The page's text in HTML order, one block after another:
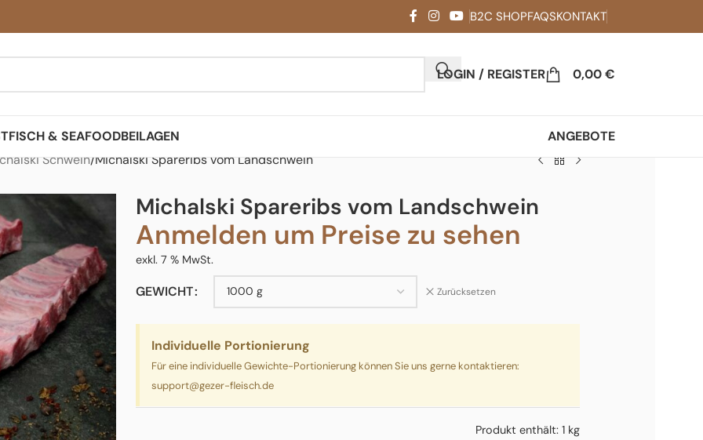
B2C SHOPFAQSKONTAKT
LOGIN / REGISTER 0,00€
FISCH & SEAFOODBEILAGEN
ANGEBOTE
Schwein Michalski Spareribs vom Landschwein
Michalski Spareribs vom Landschwein
Anmelden um Preise zu sehen
exkl. 7 % MwSt.
GEWICHT Zurücksetzen
Individuelle Portionierung
Für eine individuelle Gewichte-Portionierung können Sie uns gerne kontaktieren:
support@gezer-fleisch.de
Produkt enthält: 1 kg